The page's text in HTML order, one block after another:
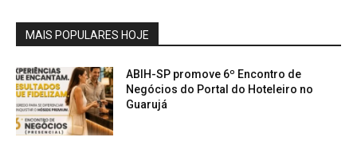
MAIS POPULARES HOJE
ABIH-SP promove 6º Encontro de
Negócios do Portal do Hoteleiro no
Guarujá